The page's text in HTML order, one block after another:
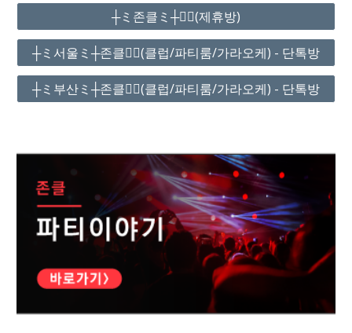
┼ミ존클ミ┼❤️‍🔥(제휴방)
┼ミ서울ミ┼존클❤️‍🔥(클럽/파티룸/가라오케) - 단톡방
┼ミ부산ミ┼존클❤️‍🔥(클럽/파티룸/가라오케) - 단톡방